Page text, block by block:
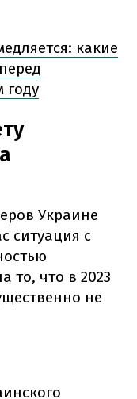
какие
году
Украине
ситуация с
то, что в 2023
не